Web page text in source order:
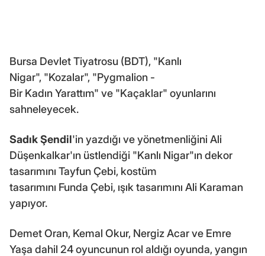
Bursa Devlet Tiyatrosu (BDT), "Kanlı
Nigar", "Kozalar", "Pygmalion -
Bir Kadın Yarattım" ve "Kaçaklar" oyunlarını
sahneleyecek.
Sadık Şendil'in yazdığı ve yönetmenliğini Ali
Düşenkalkar'ın üstlendiği "Kanlı Nigar"ın dekor
tasarımını Tayfun Çebi, kostüm
tasarımını Funda Çebi, ışık tasarımını Ali Karaman
yapıyor.
Demet Oran, Kemal Okur, Nergiz Acar ve Emre
Yaşa dahil 24 oyuncunun rol aldığı oyunda, yangın